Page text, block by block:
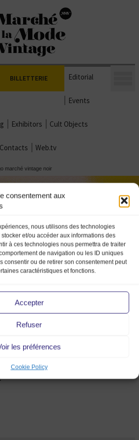
consentement aux
nous utilisons des technologies
et/ou accéder aux informations des
à ces technologies nous permettra de traiter
de navigation ou les ID uniques
consentir ou de retirer son consentement peut
caractéristiques et fonctions.
Accepter
Refuser
les préférences
Cookie Policy
BILLETTERIE Editorial
Events
Exhibitors Cult Objects
Contacts Web.tv
marché vintage noir